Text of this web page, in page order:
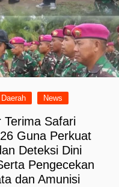
News
Terima Safari
Guna Perkuat
Deteksi Dini
Pengecekan
dan Amunisi